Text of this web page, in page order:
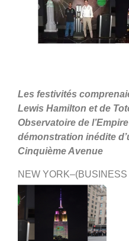
Les festivités
Lewis Hamilton et de
Observatoire de
démonstration inédite
Cinquième Avenue
NEW YORK–(BUSINESS